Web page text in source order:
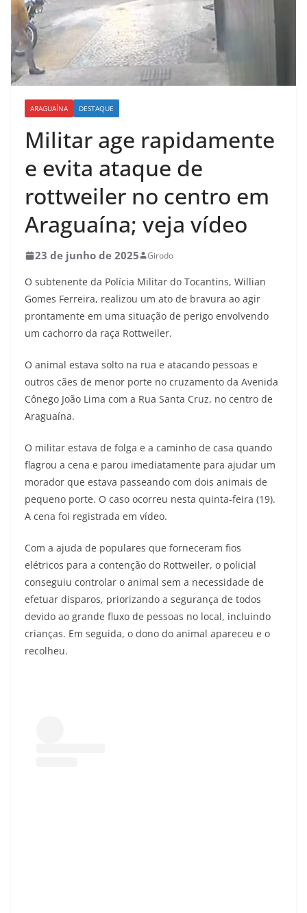
ARAGUAÍNA DESTAQUE
Militar age rapidamente
e evita ataque de
rottweiler no centro em
Araguaína; veja vídeo
23 de junho de 2025 Girodo
O subtenente da Polícia Militar do Tocantins, Willian
Gomes Ferreira, realizou um ato de bravura ao agir
prontamente em uma situação de perigo envolvendo
um cachorro da raça Rottweiler.
O animal estava solto na rua e atacando pessoas e
outros cães de menor porte no cruzamento da Avenida
Cônego João Lima com a Rua Santa Cruz, no centro de
Araguaína.
O militar estava de folga e a caminho de casa quando
flagrou a cena e parou imediatamente para ajudar um
morador que estava passeando com dois animais de
pequeno porte. O caso ocorreu nesta quinta-feira (19).
A cena foi registrada em vídeo.
Com a ajuda de populares que forneceram fios
elétricos para a contenção do Rottweiler, o policial
conseguiu controlar o animal sem a necessidade de
efetuar disparos, priorizando a segurança de todos
devido ao grande fluxo de pessoas no local, incluindo
crianças. Em seguida, o dono do animal apareceu e o
recolheu.